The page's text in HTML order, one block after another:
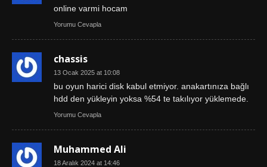
online varmi hocam
Yorumu Cevapla
chassis
13 Ocak 2025 at 10:08
bu oyun harici disk kabul etmiyor. anakartınıza bağlı
hdd den yükleyin yoksa %54 te takılıyor yüklemede.
Yorumu Cevapla
Muhammed Ali
18 Aralık 2024 at 14:46